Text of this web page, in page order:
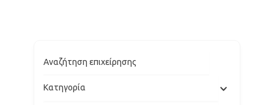
Αναζήτηση επιχείρησης
Κατηγορία